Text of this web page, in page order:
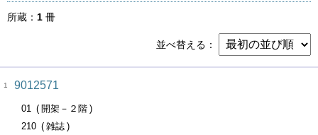
所蔵 1 冊
並べ替える
1 9012571
01
開架－２階
210
雑誌